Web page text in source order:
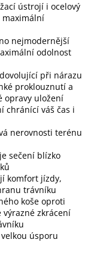
ústrojí i ocelový
maximální
nejmodernější
odolnost
při nárazu
proklouznutí a
opravy uložení
chránící váš čas i
nerovnosti terénu
sečení blízko
komfort jízdy,
trávníku
koše oproti
výrazné zkrácení
úsporu